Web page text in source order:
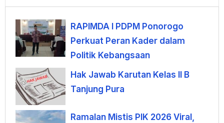
RAPIMDA I PDPM Ponorogo
Perkuat Peran Kader dalam
Politik Kebangsaan
Hak Jawab Karutan Kelas II B
Tanjung Pura
Ramalan Mistis PIK 2026 Viral,